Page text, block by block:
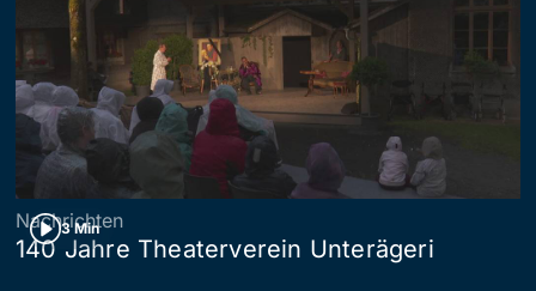
3 Min
Nachrichten
140 Jahre Theaterverein Unterägeri